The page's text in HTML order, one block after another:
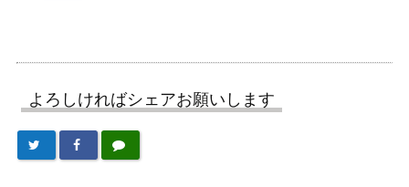
よろしければシェアお願いします